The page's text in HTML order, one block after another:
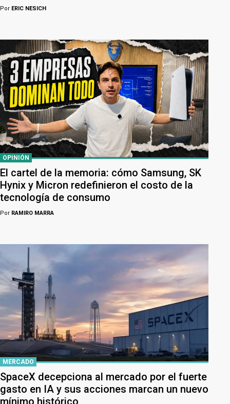
Por ERIC NESICH
OPINIÓN
El cartel de la memoria: cómo Samsung, SK
Hynix y Micron redefinieron el costo de la
tecnología de consumo
Por RAMIRO MARRA
MERCADO
SpaceX decepciona al mercado por el fuerte
gasto en IA y sus acciones marcan un nuevo
mínimo histórico